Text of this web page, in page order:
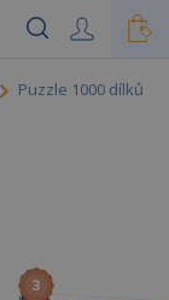
Puzzle 1000 dílků